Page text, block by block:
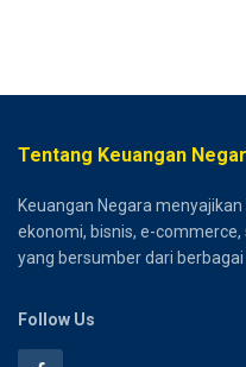
Tentang Keuangan
Keuangan Negara
ekonomi, bisnis, e-
yang bersumber dari
Follow Us